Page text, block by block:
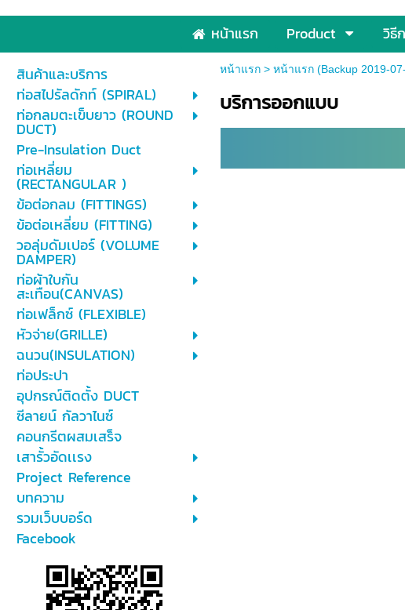
หน้าแรก Product วิธี
สินค้าและบริการ
ท่อสไปรัลดักท์ (SPIRAL)
ท่อกลมตะเข็บยาว (ROUND
DUCT)
Pre-Insulation Duct
ท่อเหลี่ยม
(RECTANGULAR )
ข้อต่อกลม (FITTINGS)
ข้อต่อเหลี่ยม (FITTING)
วอลุ่มดัมเปอร์ (VOLUME
DAMPER)
ท่อผ้าใบกัน
สะเทือน(CANVAS)
ท่อเฟล็กซ์ (FLEXIBLE)
หัวจ่าย(GRILLE)
ฉนวน(INSULATION)
ท่อประปา
อุปกรณ์ติดตั้ง DUCT
ซีลายน์ กัลวาไนซ์
คอนกรีตผสมเสร็จ
เสารั้วอัดเเรง
Project Reference
บทความ
รวมเว็บบอร์ด
Facebook
หน้าแรก> หน้าแรก (Backup 2019-
บริการออกแบบ